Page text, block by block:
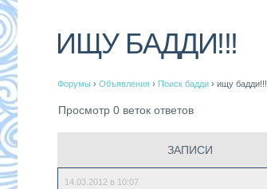
ИЩУ БАДДИ!!!
Форумы › Объявления › Поиск бадди › ищу бадди!!!
Просмотр 0 веток ответов
ЗАПИСИ
14.03.2012 в 10:07